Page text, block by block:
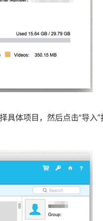
具体项目，然后点击“导入”